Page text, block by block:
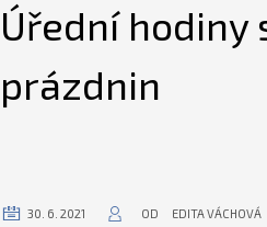
Úřední hodiny
prázdnin
30. 6. 2021 OD EDITA VÁCHOVÁ